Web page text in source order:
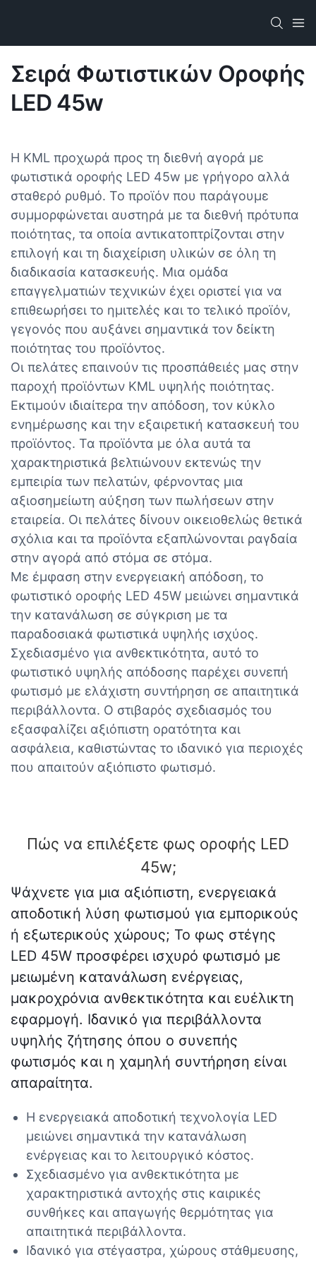
Σειρά Φωτιστικών Οροφής
LED 45w
Η KML προχωρά προς τη διεθνή αγορά με
φωτιστικά οροφής LED 45w με γρήγορο αλλά
σταθερό ρυθμό. Το προϊόν που παράγουμε
συμμορφώνεται αυστηρά με τα διεθνή πρότυπα
ποιότητας, τα οποία αντικατοπτρίζονται στην
επιλογή και τη διαχείριση υλικών σε όλη τη
διαδικασία κατασκευής. Μια ομάδα
επαγγελματιών τεχνικών έχει οριστεί για να
επιθεωρήσει το ημιτελές και το τελικό προϊόν,
γεγονός που αυξάνει σημαντικά τον δείκτη
ποιότητας του προϊόντος.
Οι πελάτες επαινούν τις προσπάθειές μας στην
παροχή προϊόντων KML υψηλής ποιότητας.
Εκτιμούν ιδιαίτερα την απόδοση, τον κύκλο
ενημέρωσης και την εξαιρετική κατασκευή του
προϊόντος. Τα προϊόντα με όλα αυτά τα
χαρακτηριστικά βελτιώνουν εκτενώς την
εμπειρία των πελατών, φέρνοντας μια
αξιοσημείωτη αύξηση των πωλήσεων στην
εταιρεία. Οι πελάτες δίνουν οικειοθελώς θετικά
σχόλια και τα προϊόντα εξαπλώνονται ραγδαία
στην αγορά από στόμα σε στόμα.
Με έμφαση στην ενεργειακή απόδοση, το
φωτιστικό οροφής LED 45W μειώνει σημαντικά
την κατανάλωση σε σύγκριση με τα
παραδοσιακά φωτιστικά υψηλής ισχύος.
Σχεδιασμένο για ανθεκτικότητα, αυτό το
φωτιστικό υψηλής απόδοσης παρέχει συνεπή
φωτισμό με ελάχιστη συντήρηση σε απαιτητικά
περιβάλλοντα. Ο στιβαρός σχεδιασμός του
εξασφαλίζει αξιόπιστη ορατότητα και
ασφάλεια, καθιστώντας το ιδανικό για περιοχές
που απαιτούν αξιόπιστο φωτισμό.
Πώς να επιλέξετε φως οροφής LED
45w;
Ψάχνετε για μια αξιόπιστη, ενεργειακά
αποδοτική λύση φωτισμού για εμπορικούς
ή εξωτερικούς χώρους; Το φως στέγης
LED 45W προσφέρει ισχυρό φωτισμό με
μειωμένη κατανάλωση ενέργειας,
μακροχρόνια ανθεκτικότητα και ευέλικτη
εφαρμογή. Ιδανικό για περιβάλλοντα
υψηλής ζήτησης όπου ο συνεπής
φωτισμός και η χαμηλή συντήρηση είναι
απαραίτητα.
Η ενεργειακά αποδοτική τεχνολογία LED
μειώνει σημαντικά την κατανάλωση
ενέργειας και το λειτουργικό κόστος.
Σχεδιασμένο για ανθεκτικότητα με
χαρακτηριστικά αντοχής στις καιρικές
συνθήκες και απαγωγής θερμότητας για
απαιτητικά περιβάλλοντα.
Ιδανικό για στέγαστρα, χώρους στάθμευσης,